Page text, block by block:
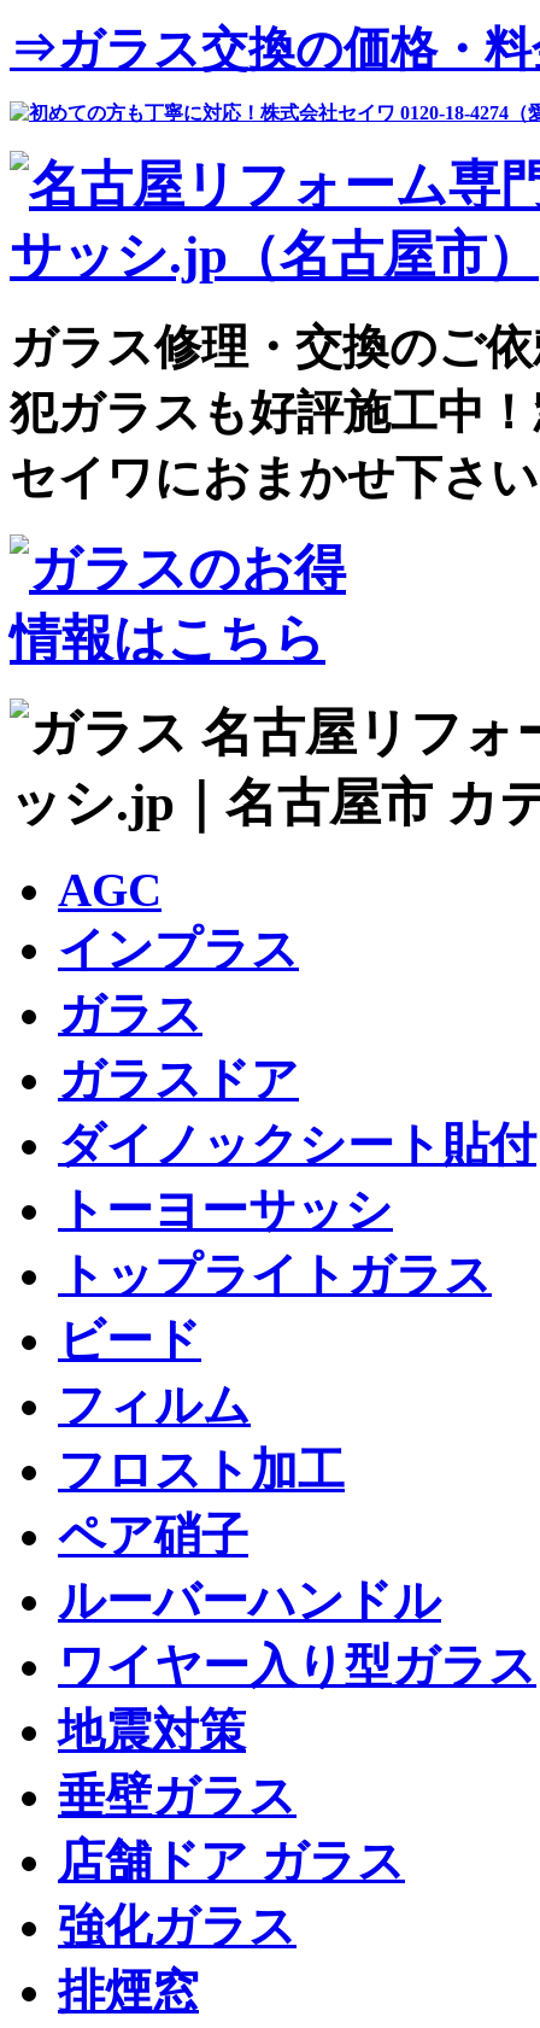
⇒ガラス交換の価格・
ガラス修理・交換のご
犯ガラスも好評施工中
セイワにおまかせ下さ
AGC
インプラス
ガラス
ガラスドア
ダイノックシート貼付
トーヨーサッシ
トップライトガラス
ビード
フィルム
フロスト加工
ペア硝子
ルーバーハンドル
ワイヤー入り型ガラス
地震対策
垂壁ガラス
店舗ドア ガラス
強化ガラス
排煙窓